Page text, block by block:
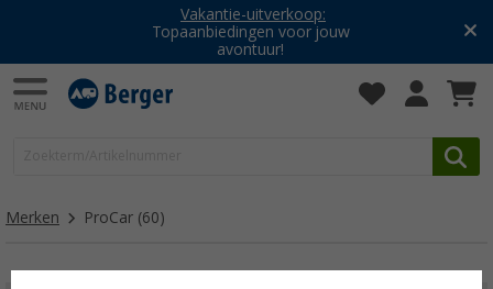
Vakantie-uitverkoop:
Topaanbiedingen voor jouw
avontuur!
Merken ProCar (60)